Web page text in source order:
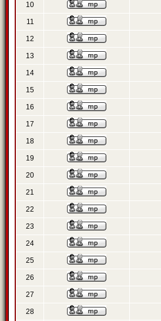
10
11
12
13
14
15
16
17
18
19
20
21
22
23
24
25
26
27
28